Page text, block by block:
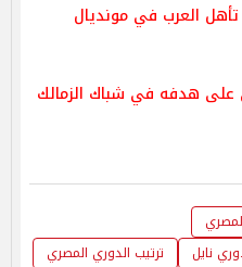
العرب في مونديال
هدفه في شباك الزمالك
نايل
ترتيب الدوري المصري